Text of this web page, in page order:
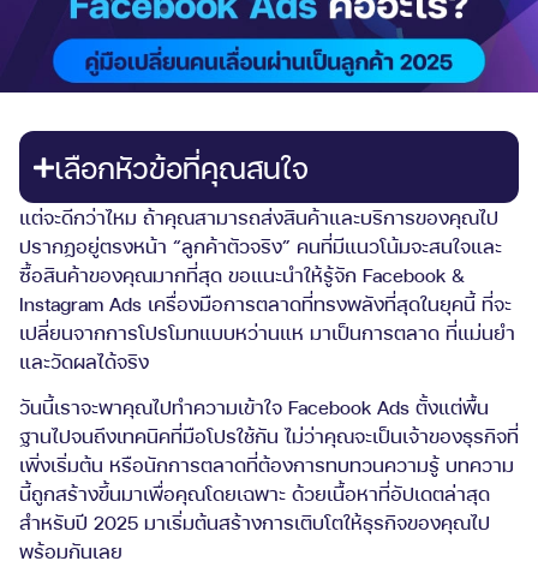
เลือกหัวข้อที่คุณสนใจ
แต่จะดีกว่าไหม ถ้าคุณสามารถส่งสินค้าและบริการของคุณไป
ปรากฏอยู่ตรงหน้า “ลูกค้าตัวจริง” คนที่มีแนวโน้มจะสนใจและ
ซื้อสินค้าของคุณมากที่สุด ขอแนะนำให้รู้จัก Facebook &
Instagram Ads เครื่องมือการตลาดที่ทรงพลังที่สุดในยุคนี้ ที่จะ
เปลี่ยนจากการโปรโมทแบบหว่านแห มาเป็นการตลาด ที่แม่นยำ
และวัดผลได้จริง
วันนี้เราจะพาคุณไปทำความเข้าใจ Facebook Ads ตั้งแต่พื้น
ฐานไปจนถึงเทคนิคที่มือโปรใช้กัน ไม่ว่าคุณจะเป็นเจ้าของธุรกิจที่
เพิ่งเริ่มต้น หรือนักการตลาดที่ต้องการทบทวนความรู้ บทความ
นี้ถูกสร้างขึ้นมาเพื่อคุณโดยเฉพาะ ด้วยเนื้อหาที่อัปเดตล่าสุด
สำหรับปี 2025 มาเริ่มต้นสร้างการเติบโตให้ธุรกิจของคุณไป
พร้อมกันเลย